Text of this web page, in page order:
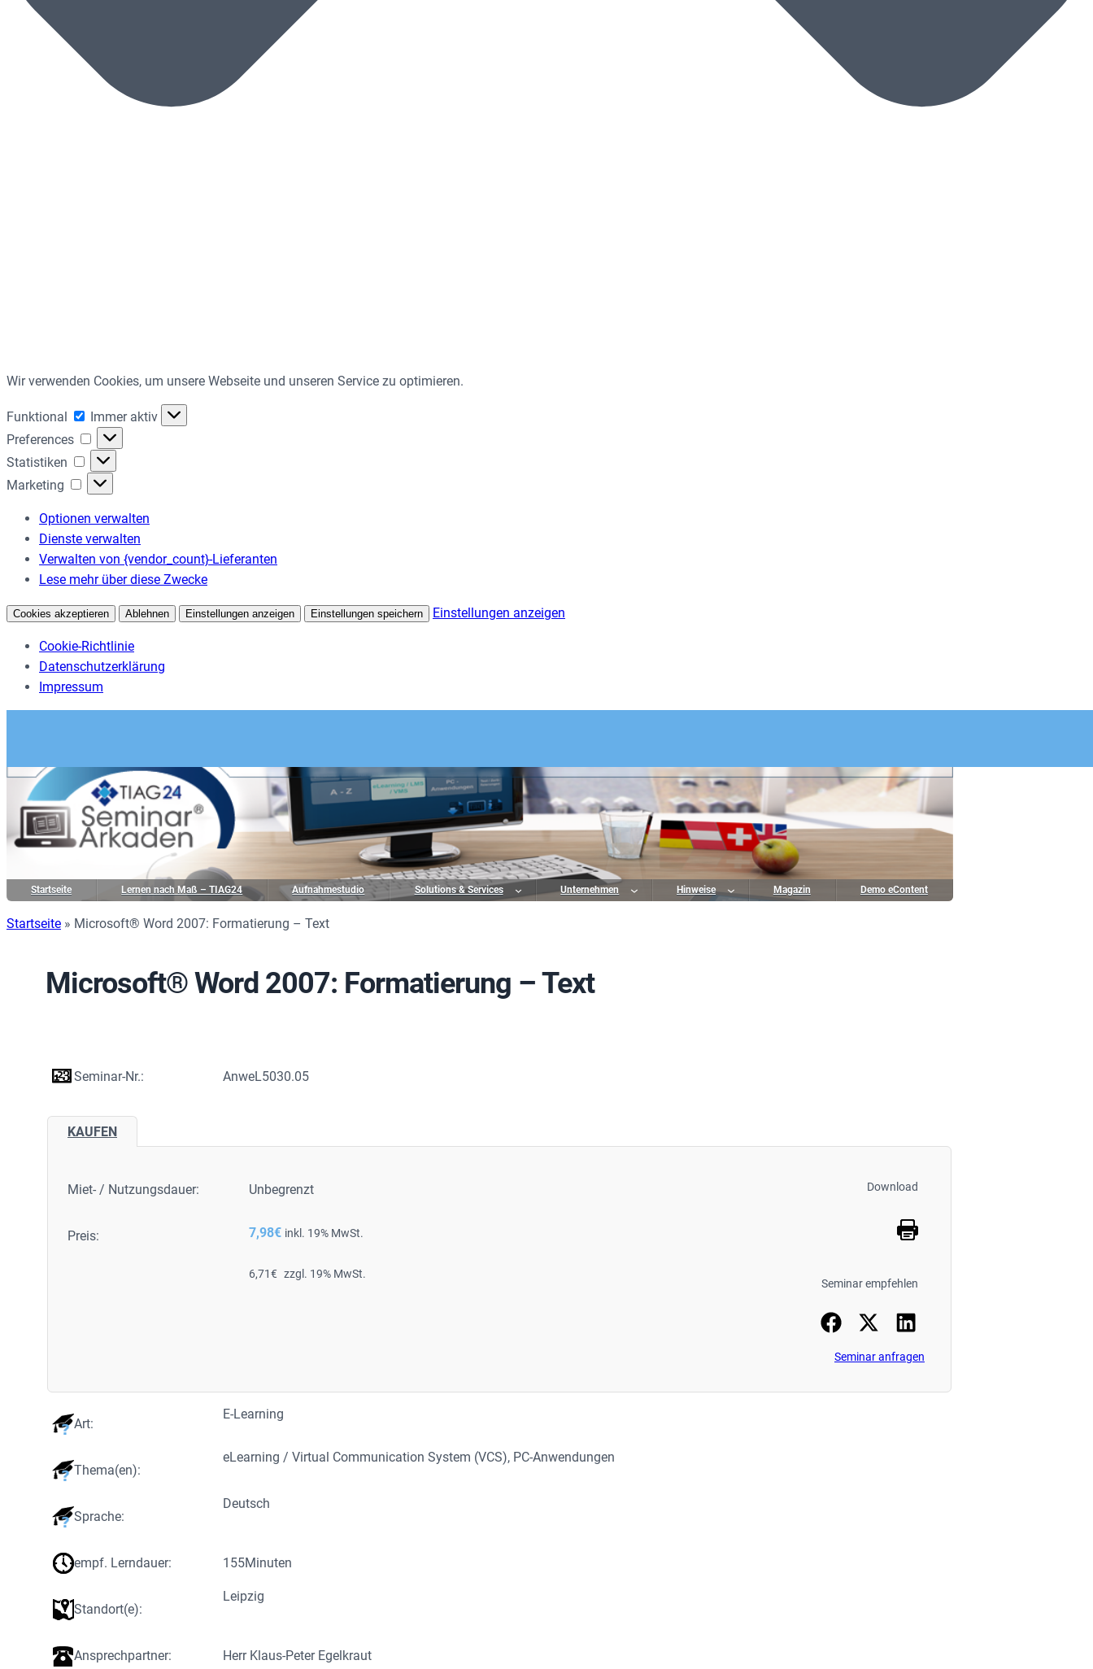
Wir verwenden Cookies, um unsere Webseite und unseren Service zu optimieren.
Funktional Funktional
Immer aktiv
Preferences
Preferences
Statistiken
Statistiken
Marketing
Marketing
Optionen verwalten
Dienste verwalten
Verwalten von {vendor_count}-Lieferanten
Lese mehr über diese Zwecke
Cookies akzeptieren Ablehnen Einstellungen anzeigen Einstellungen speichern Einstellungen anzeigen
Cookie-Richtlinie
Datenschutzerklärung
Impressum
Startseite Lernen nach Maß – TIAG24 Aufnahmestudio Solutions & Services Unternehmen Hinweise Magazin Demo eContent
Startseite » Microsoft® Word 2007: Formatierung – Text
Microsoft® Word 2007: Formatierung – Text
Seminar-Nr.: AnweL5030.05
KAUFEN
Miet- / Nutzungsdauer: Unbegrenzt
Preis: 7,98€ inkl. 19% MwSt.
6,71€ zzgl. 19% MwSt.
Download
Seminar empfehlen
Seminar anfragen
Art:
E-Learning
Thema(en):
eLearning / Virtual Communication System (VCS), PC-Anwendungen
Sprache:
Deutsch
empf. Lerndauer: 155Minuten
Standort(e):
Leipzig
Ansprechpartner: Herr Klaus-Peter Egelkraut